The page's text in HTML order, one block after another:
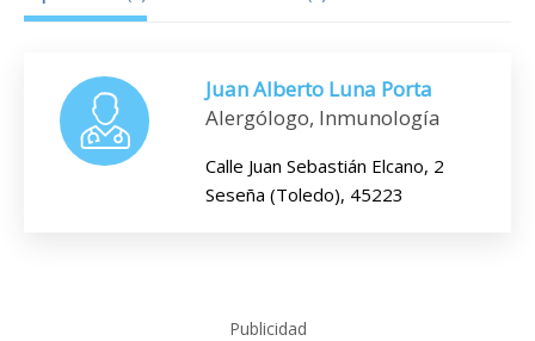
Juan Alberto Luna Porta
Alergólogo, Inmunología
Calle Juan Sebastián Elcano, 2
Seseña (Toledo), 45223
Publicidad